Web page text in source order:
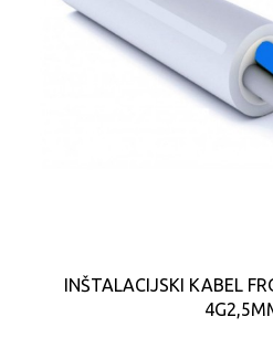
INŠTALACIJSKI KABEL